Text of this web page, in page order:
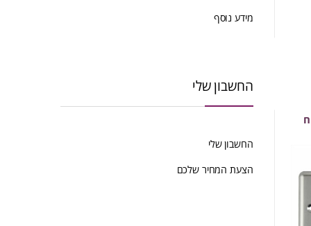
מידע נוסף
החשבון שלי
החשבון שלי
הצעת המחיר שלכם